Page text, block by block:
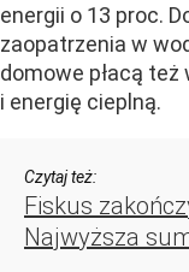
energii o 13 proc.
zaopatrzenia w
domowe płacą
i energię cieplną.
Czytaj też:
Fiskus
Najwyższa